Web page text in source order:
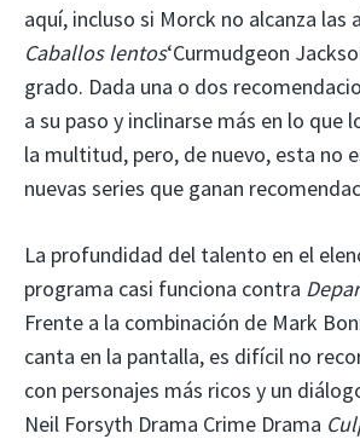
aquí, incluso si Morck no alcanza las
Caballos lentos‘Curmudgeon
grado. Dada una o dos
a su paso y inclinarse más en lo que
la multitud, pero, de nuevo, esta no
nuevas series que ganan
La profundidad del talento en el
programa casi funciona contra
Frente a la combinación de Mark
canta en la pantalla, es difícil no
con personajes más ricos y un
Neil Forsyth Drama Crime Drama